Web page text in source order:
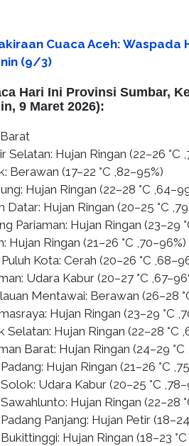
Cuaca Aceh: Waspada
(9/3)
Hari Ini Provinsi Sumbar,
9 Maret 2026):
Selatan: Hujan Ringan (22–26 °C
Berawan (17–22 °C ,82–95%)
Hujan Ringan (22–28 °C
Datar: Hujan Ringan (20–25 °C
Pariaman: Hujan Ringan (23–29
Hujan Ringan (21–26 °C ,70–96%)
Kota: Cerah (20–26 °C
Udara Kabur (20–27 °C
Mentawai: Berawan (26–28
Hujan Ringan (23–29 °C
Selatan: Hujan Ringan (22–28 °C
Barat: Hujan Ringan (24–29 °C
Hujan Ringan (21–26 °C
Udara Kabur (20–25 °C
Hujan Ringan (22–28
Panjang: Hujan Petir
Hujan Ringan (18–23